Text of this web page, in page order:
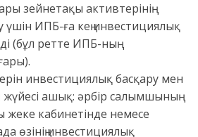
зейнетақы активтерінің
үшін ИПБ-ға кең инвестициялық
(бұл ретте ИПБ-ның
инвестициялық басқару мен
жүйесі ашық: әрбір салымшының
жеке кабинетінде немесе
өзінің инвестициялық